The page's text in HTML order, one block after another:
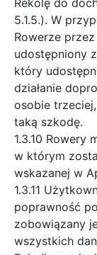
Rekolę do
5.1.5.). W
Rowerze
udostępniony
który
działanie
osobie
taką szkodę.
1.3.10 Rowery
w którym
wskazanej w
1.3.11
poprawność
zobowiązany
wszystkich